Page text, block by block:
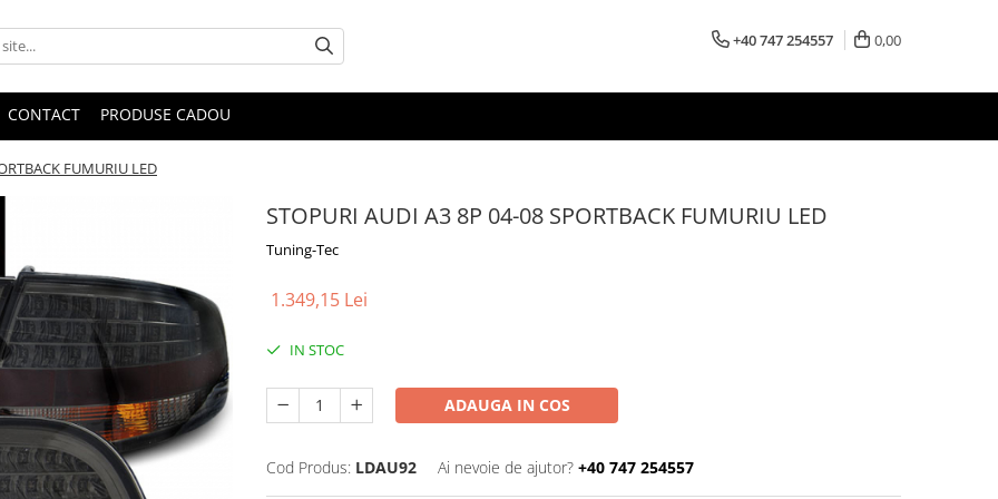
+40 747 254557 0,00
CONTACT PRODUSE CADOU
FUMURIU LED
STOPURI AUDI A3 8P 04-08 SPORTBACK FUMURIU LED
Tuning-Tec
1.349,15 Lei
IN STOC
ADAUGA IN COS
Cod Produs: LDAU92 Ai nevoie de ajutor? +40 747 254557